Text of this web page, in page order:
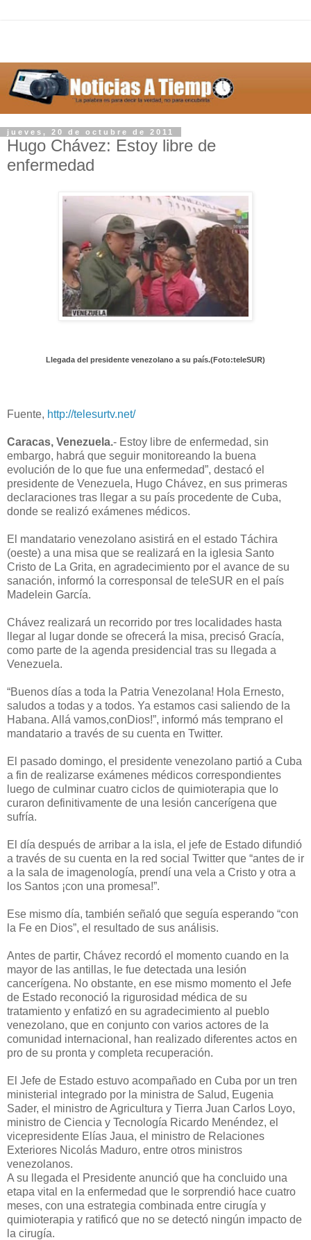
jueves, 20 de octubre de 2011
Hugo Chávez: Estoy libre de
enfermedad
Llegada del presidente venezolano a su país.(Foto:teleSUR)
Fuente, http://telesurtv.net/
Caracas, Venezuela.- Estoy libre de enfermedad, sin
embargo, habrá que seguir monitoreando la buena
evolución de lo que fue una enfermedad”, destacó el
presidente de Venezuela, Hugo Chávez, en sus primeras
declaraciones tras llegar a su país procedente de Cuba,
donde se realizó exámenes médicos.
El mandatario venezolano asistirá en el estado Táchira
(oeste) a una misa que se realizará en la iglesia Santo
Cristo de La Grita, en agradecimiento por el avance de su
sanación, informó la corresponsal de teleSUR en el país
Madelein García.
Chávez realizará un recorrido por tres localidades hasta
llegar al lugar donde se ofrecerá la misa, precisó Gracía,
como parte de la agenda presidencial tras su llegada a
Venezuela.
“Buenos días a toda la Patria Venezolana! Hola Ernesto,
saludos a todas y a todos. Ya estamos casi saliendo de la
Habana. Allá vamos,conDios!”, informó más temprano el
mandatario a través de su cuenta en Twitter.
El pasado domingo, el presidente venezolano partió a Cuba
a fin de realizarse exámenes médicos correspondientes
luego de culminar cuatro ciclos de quimioterapia que lo
curaron definitivamente de una lesión cancerígena que
sufría.
El día después de arribar a la isla, el jefe de Estado difundió
a través de su cuenta en la red social Twitter que “antes de ir
a la sala de imagenología, prendí una vela a Cristo y otra a
los Santos ¡con una promesa!”.
Ese mismo día, también señaló que seguía esperando “con
la Fe en Dios”, el resultado de sus análisis.
Antes de partir, Chávez recordó el momento cuando en la
mayor de las antillas, le fue detectada una lesión
cancerígena. No obstante, en ese mismo momento el Jefe
de Estado reconoció la rigurosidad médica de su
tratamiento y enfatizó en su agradecimiento al pueblo
venezolano, que en conjunto con varios actores de la
comunidad internacional, han realizado diferentes actos en
pro de su pronta y completa recuperación.
El Jefe de Estado estuvo acompañado en Cuba por un tren
ministerial integrado por la ministra de Salud, Eugenia
Sader, el ministro de Agricultura y Tierra Juan Carlos Loyo,
ministro de Ciencia y Tecnología Ricardo Menéndez, el
vicepresidente Elías Jaua, el ministro de Relaciones
Exteriores Nicolás Maduro, entre otros ministros
venezolanos.
A su llegada el Presidente anunció que ha concluido una
etapa vital en la enfermedad que le sorprendió hace cuatro
meses, con una estrategia combinada entre cirugía y
quimioterapia y ratificó que no se detectó ningún impacto de
la cirugía.